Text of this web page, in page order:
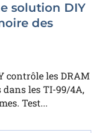
solution DIY
des
contrôle les DRAM
dans les TI-99/4A,
Test...